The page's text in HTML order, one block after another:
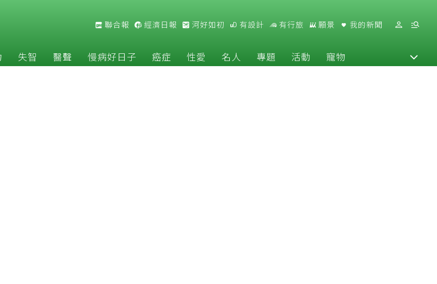
聯合報 經濟日報 河好如初 有設計 有行旅 願景 我的新聞
失智 醫聲 慢病好日子 癌症 性愛 名人 專題 活動 寵物